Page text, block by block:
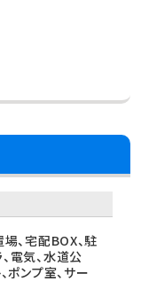
、宅配BOX、駐
電気、水道公
ポンプ室、サー